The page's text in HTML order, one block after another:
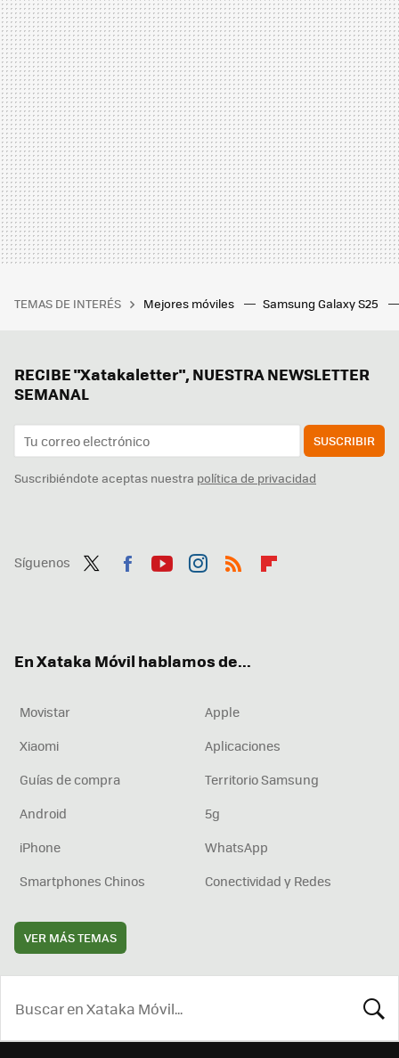
TEMAS DE INTERÉS Mejores móviles Samsung Galaxy S25
RECIBE "Xatakaletter", NUESTRA NEWSLETTER
SEMANAL
SUSCRIBIR
Suscribiéndote aceptas nuestra política de privacidad
Síguenos
En Xataka Móvil hablamos de...
Movistar
Apple
Xiaomi
Aplicaciones
Guías de compra
Territorio Samsung
Android
5g
iPhone
WhatsApp
Smartphones Chinos
Conectividad y Redes
VER MÁS TEMAS